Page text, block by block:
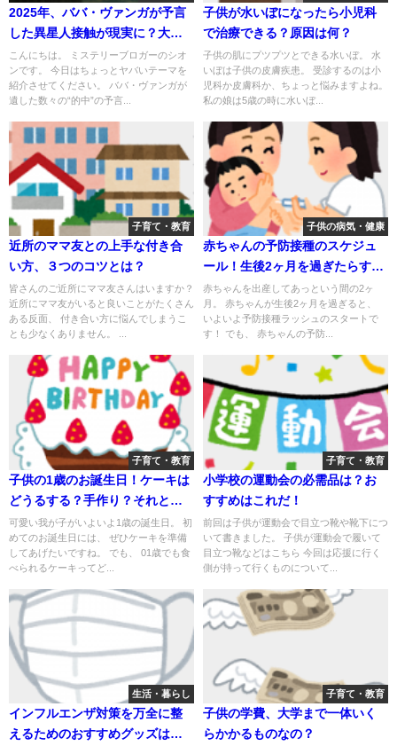
2025年、ババ・ヴァンガが予言
した異星人接触が現実に？大イ
ベントと共に訪れる衝撃の未来
こんにちは。 ミステリーブロガーのシオ
ンです。 今日はちょっとヤバいテーマを
紹介させてください。 ババ・ヴァンガが
遺した数々の“的中”の予言...
子供が水いぼになったら小児科
で治療できる？原因は何？
子供の肌にプツプツとできる水いぼ。 水
いぼは子供の皮膚疾患。 受診するのは小
児科か皮膚科か、ちょっと悩みますよね。
私の娘は5歳の時に水いぼ...
子育て・教育
近所のママ友との上手な付き合
い方、３つのコツとは？
皆さんのご近所にママ友さんはいますか？
近所にママ友がいると良いことがたくさん
ある反面、 付き合い方に悩んでしまうこ
とも少なくありません。 ...
子供の病気・健康
赤ちゃんの予防接種のスケジュ
ール！生後2ヶ月を過ぎたらすぐ
にスタートしましょう！
赤ちゃんを出産してあっという間の2ヶ
月。 赤ちゃんが生後2ヶ月を過ぎると、
いよいよ予防接種ラッシュのスタートで
す！ でも、 赤ちゃんの予防...
子育て・教育
子供の1歳のお誕生日！ケーキは
どうるする？手作り？それとも
買う？
可愛い我が子がいよいよ1歳の誕生日。 初
めてのお誕生日には、 ぜひケーキを準備
してあげたいですね。 でも、 01歳でも食
べられるケーキってど...
子育て・教育
小学校の運動会の必需品は？お
すすめはこれだ！
前回は子供が運動会で目立つ靴や靴下につ
いて書きました。 子供が運動会で履いて
目立つ靴などはこちら 今回は応援に行く
側が持って行くものについて...
生活・暮らし
インフルエンザ対策を万全に整
えるためのおすすめグッズはこ
子育て・教育
子供の学費、大学まで一体いく
らかかるものなの？